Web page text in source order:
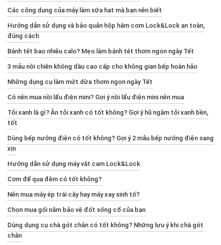
Các công dụng của máy làm sữa hạt mà bạn nên biết
Hướng dẫn sử dụng và bảo quản hộp hâm cơm Lock&Lock an toàn,
đúng cách
Bánh tét bao nhiêu calo? Mẹo làm bánh tét thơm ngon ngày Tết
3 mẫu nồi chiên không dầu cao cấp cho không gian bếp hoàn hảo
Những dụng cụ làm mứt dừa thơm ngon ngày Tết
Có nên mua nồi lẩu điện mini? Gợi ý nồi lẩu điện mini nên mua
Tỏi xanh là gì? Ăn tỏi xanh có tốt không? Gợi ý hũ ngâm tỏi xanh bền,
tốt
Dùng bếp nướng điện có tốt không? Gợi ý 2 mẫu bếp nướng điện sang
xịn
Hướng dẫn sử dụng máy vắt cam Lock&Lock
Cơm để qua đêm có tốt không?
Nên mua máy ép trái cây hay máy xay sinh tố?
Chọn mua gối nằm bảo vệ đốt sống cổ của bạn
Dùng dụng cụ chà gót chân có tốt không? Những lưu ý khi chà gót
chân